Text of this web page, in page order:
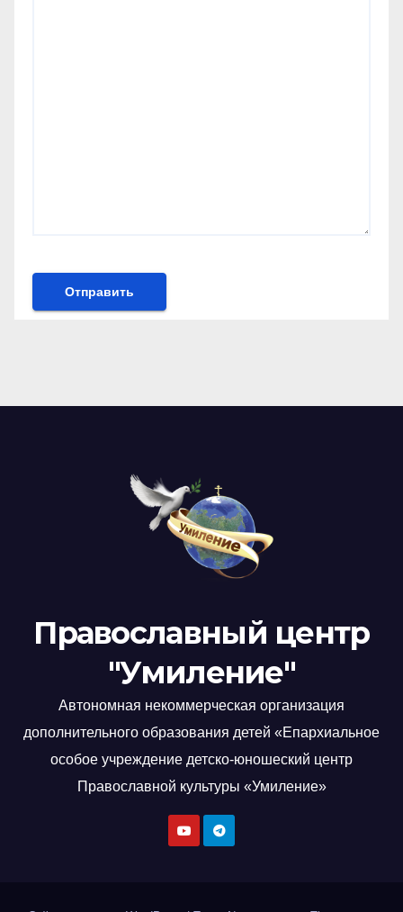
Православный центр
"Умиление"
Автономная некоммерческая организация
дополнительного образования детей «Епархиальное
особое учреждение детско-юношеский центр
Православной культуры «Умиление»